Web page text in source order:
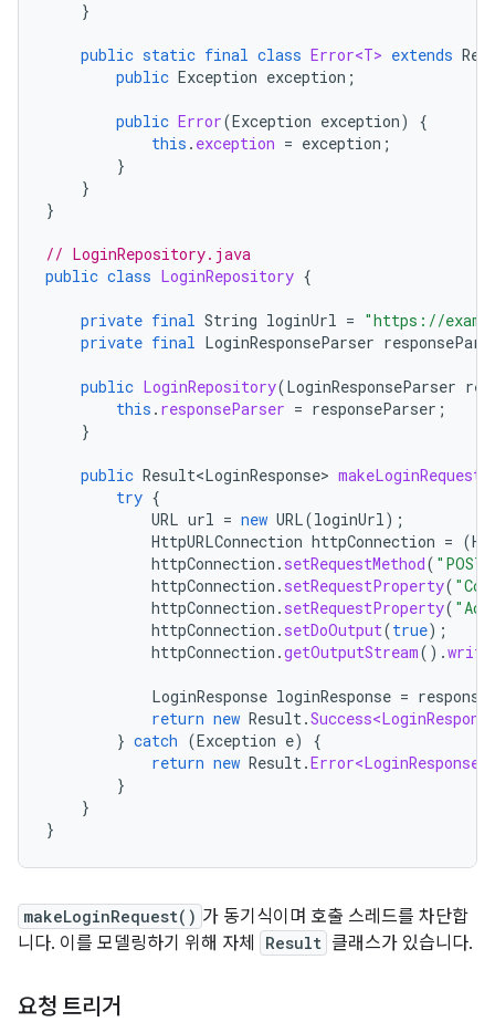
}
public static final class Error<T> extends
public Exception exception ;
public Error(Exception exception)
{
this . exception = exception ;
}
}
}
// LoginRepository.java
public class LoginRepository {
private final String loginUrl = "https://
private final LoginResponseParser
public LoginRepository(LoginResponseParser
this . responseParser = responseParser ;
}
public Result<LoginResponse> makeLoginRequest
try {
URL url = new URL(loginUrl);
HttpURLConnection httpConnection = (
httpConnection . setRequestMethod( "POST"
httpConnection . setRequestProperty(
httpConnection . setRequestProperty(
httpConnection . setDoOutput(true);
httpConnection .getOutputStream().write
LoginResponse loginResponse =
return new Result.
} catch (Exception e)
{
return new Result.Error<LoginResponse>
}
}
}
makeLoginRequest() 가 동기식이며 호출 스레드를 차단합
니다. 이를 모델링하기 위해 자체
Result 클래스가 있습니다.
요청 트리거